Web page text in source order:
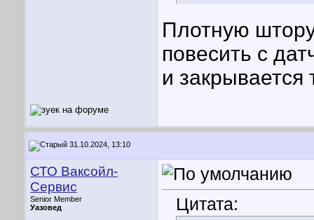
Плотную
повесить с
и закрывается
31.10.2024, 13:10
СТО Ваксойл-
Сервис
Senior Member
Уазовед
Цитата: